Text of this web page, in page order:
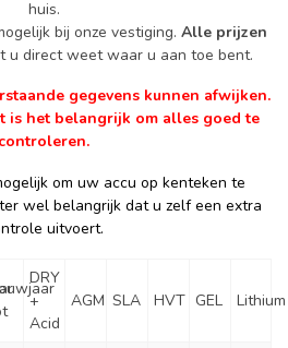
huis.
bij onze vestiging. Alle prijzen
u direct weet waar u aan toe bent.
gegevens kunnen afwijken.
is het belangrijk om alles goed te
controleren.
om uw accu op kenteken te
wel belangrijk dat u zelf een extra
uitvoert.
DRY
+
Acid
AGM SLA HVT GEL Lithium